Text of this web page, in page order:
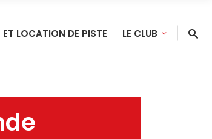
ET LOCATION DE PISTE LE CLUB